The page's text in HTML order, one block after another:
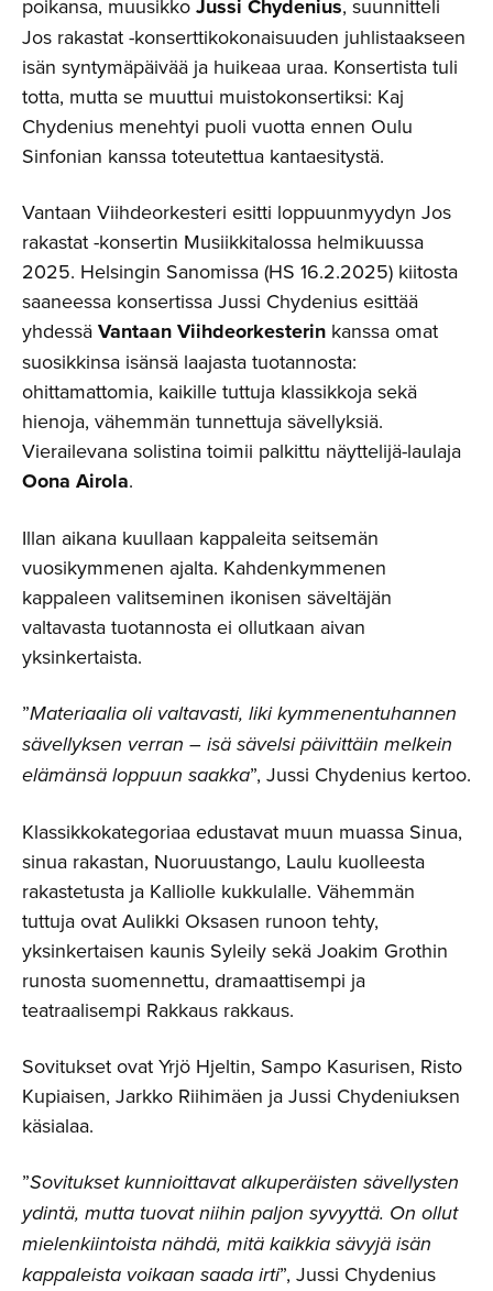
poikansa, muusikko Jussi Chydenius, suunnitteli
Jos rakastat -konserttikokonaisuuden juhlistaakseen
isän syntymäpäivää ja huikeaa uraa. Konsertista tuli
totta, mutta se muuttui muistokonsertiksi: Kaj
Chydenius menehtyi puoli vuotta ennen Oulu
Sinfonian kanssa toteutettua kantaesitystä.
Vantaan Viihdeorkesteri esitti loppuunmyydyn Jos
rakastat -konsertin Musiikkitalossa helmikuussa
2025. Helsingin Sanomissa (HS 16.2.2025) kiitosta
saaneessa konsertissa Jussi Chydenius esittää
yhdessä Vantaan Viihdeorkesterin kanssa omat
suosikkinsa isänsä laajasta tuotannosta:
ohittamattomia, kaikille tuttuja klassikkoja sekä
hienoja, vähemmän tunnettuja sävellyksiä.
Vierailevana solistina toimii palkittu näyttelijä-laulaja
Oona Airola.
Illan aikana kuullaan kappaleita seitsemän
vuosikymmenen ajalta. Kahdenkymmenen
kappaleen valitseminen ikonisen säveltäjän
valtavasta tuotannosta ei ollutkaan aivan
yksinkertaista.
”Materiaalia oli valtavasti, liki kymmenentuhannen
sävellyksen verran – isä sävelsi päivittäin melkein
elämänsä loppuun saakka”, Jussi Chydenius kertoo.
Klassikkokategoriaa edustavat muun muassa Sinua,
sinua rakastan, Nuoruustango, Laulu kuolleesta
rakastetusta ja Kalliolle kukkulalle. Vähemmän
tuttuja ovat Aulikki Oksasen runoon tehty,
yksinkertaisen kaunis Syleily sekä Joakim Grothin
runosta suomennettu, dramaattisempi ja
teatraalisempi Rakkaus rakkaus.
Sovitukset ovat Yrjö Hjeltin, Sampo Kasurisen, Risto
Kupiaisen, Jarkko Riihimäen ja Jussi Chydeniuksen
käsialaa.
”Sovitukset kunnioittavat alkuperäisten sävellysten
ydintä, mutta tuovat niihin paljon syvyyttä. On ollut
mielenkiintoista nähdä, mitä kaikkia sävyjä isän
kappaleista voikaan saada irti”, Jussi Chydenius